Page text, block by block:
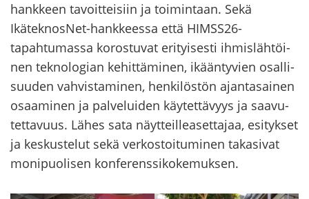
hankkeen ta­voit­tei­siin ja toi­min­taan. Sekä
IkäteknosNet-​hankkeessa että HIMSS26-​
tapahtumassa ko­ros­tu­vat eri­tyi­ses­ti ih­mis­läh­töi­
nen tek­no­lo­gian ke­hit­tä­mi­nen, ikään­ty­vien osal­li­
suu­den vah­vis­ta­mi­nen, hen­ki­lös­tön ajan­ta­sai­nen
osaa­mi­nen ja pal­ve­lui­den käy­tet­tä­vyys ja saa­vu­
tet­ta­vuus. Lähes sata näyt­teil­lea­set­ta­jaa, esi­tyk­set
ja kes­kus­te­lut sekä ver­kos­toi­tu­mi­nen ta­ka­si­vat
mo­ni­puo­li­sen kon­fe­rens­si­ko­ke­muk­sen.